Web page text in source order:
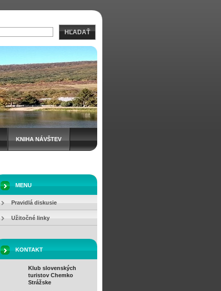
KNIHA NÁVŠTEV
MENU
Pravidlá diskusie
Užitočné linky
KONTAKT
Klub slovenských
turistov Chemko
Strážske
HĽADAŤ